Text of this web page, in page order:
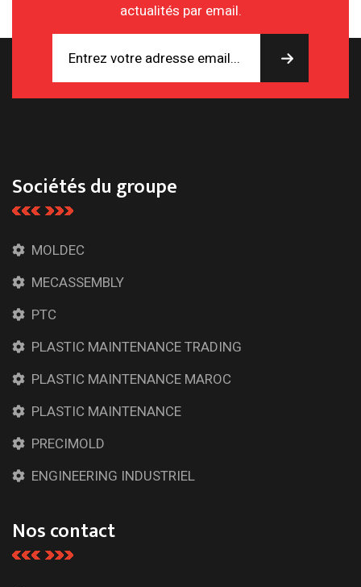
actualités par email.
Sociétés du groupe
MOLDEC
MECASSEMBLY
PTC
PLASTIC MAINTENANCE TRADING
PLASTIC MAINTENANCE MAROC
PLASTIC MAINTENANCE
PRECIMOLD
ENGINEERING INDUSTRIEL
Nos contact